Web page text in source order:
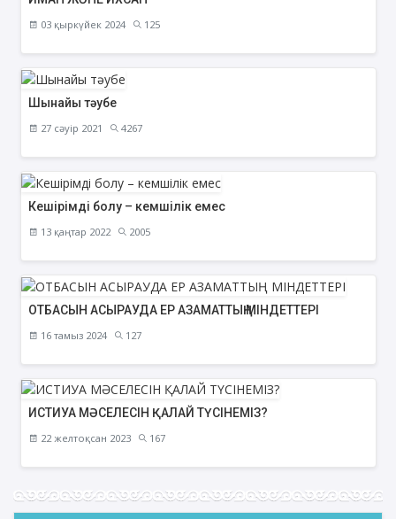
03 қыркүйек 2024 125
Шынайы тәубе
27 сәуір 2021 4267
Кешірімді болу – кемшілік емес
13 қаңтар 2022 2005
ОТБАСЫН АСЫРАУДА ЕР АЗАМАТТЫҢ МІНДЕТТЕРІ
16 тамыз 2024 127
ИСТИУА МӘСЕЛЕСІН ҚАЛАЙ ТҮСІНЕМІЗ?
22 желтоқсан 2023 167